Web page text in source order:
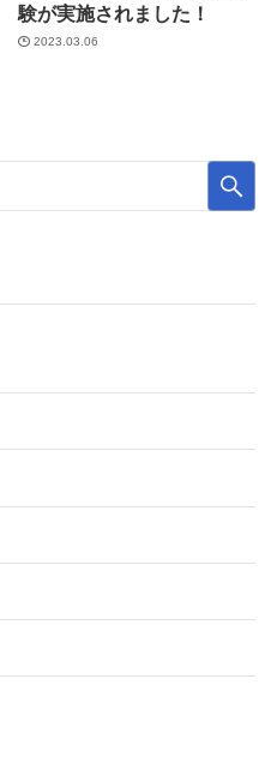
験が実施されました！
2023.03.06